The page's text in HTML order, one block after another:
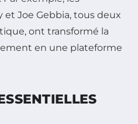
et Joe Gebbia, tous deux
ont transformé la
en une plateforme